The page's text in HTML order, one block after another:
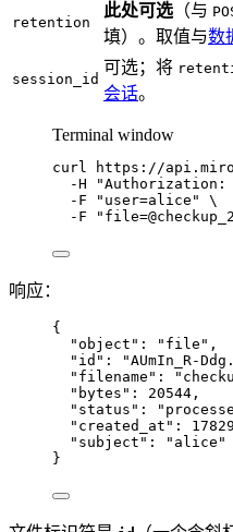
retention
此处可选 （与
填）。取值与数
session_id
可选；将
会话。
Terminal window
curl https://
-H
"Authorization:
-F
" user=alice "
\
-F
"
响应：
{
"object" : " file " ,
"id" : "AUmIn_R-
"filename" : "
"bytes" : 20544 ,
"status" : "
"created_at" :
"subject" : " alice "
}